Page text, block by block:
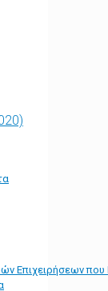
Επιχειρήσεων